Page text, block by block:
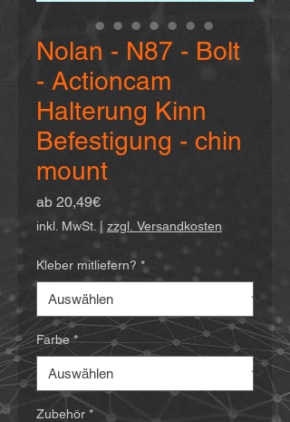
Nolan - N87 - Bolt
- Actioncam
Halterung Kinn
Befestigung - chin
mount
ab 20,49€Sale-
Preis
inkl. MwSt. zzgl. Versandkosten
Kleber mitliefern? *
Farbe *
Zubehör *